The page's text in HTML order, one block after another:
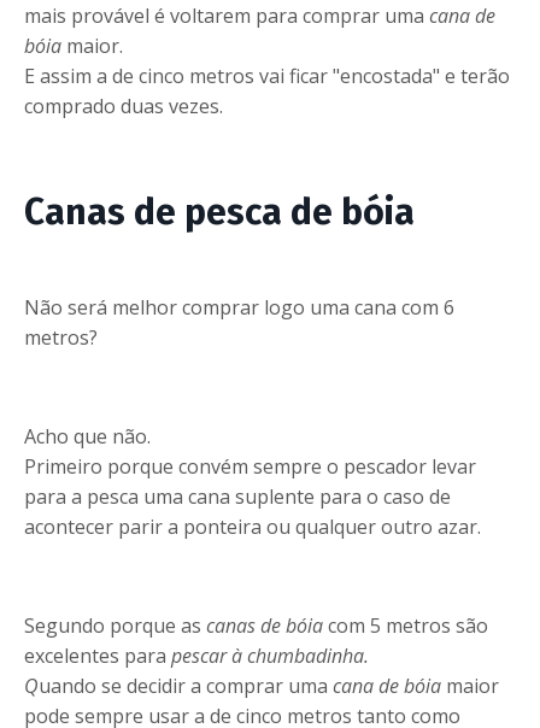
mais provável é voltarem para comprar uma cana de
bóia maior.
E assim a de cinco metros vai ficar "encostada" e terão
comprado duas vezes.
Canas de pesca de bóia
Não será melhor comprar logo uma cana com 6
metros?
Acho que não.
Primeiro porque convém sempre o pescador levar
para a pesca uma cana suplente para o caso de
acontecer parir a ponteira ou qualquer outro azar.
Segundo porque as canas de bóiacom 5 metros são
excelentes para pescar à chumbadinha.
Quando se decidir a comprar uma cana de bóia maior
pode sempre usar a de cinco metros tanto como